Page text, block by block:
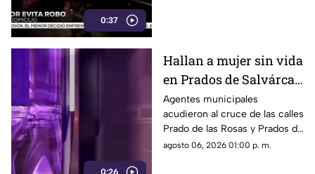
0:37
0:26
Hallan a mujer sin vida
en Prados de Salvárcar;
cuerpo no presentaba
huellas de violencia
Agentes municipales
acudieron al cruce de las calles
Prado de las Rosas y Prados de
Azucenas tras el reporte del
agosto 06, 2026 01:00 p. m.